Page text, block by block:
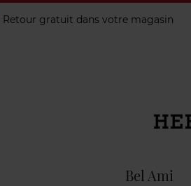
Retour gratuit dans votre magasin
Bel Ami